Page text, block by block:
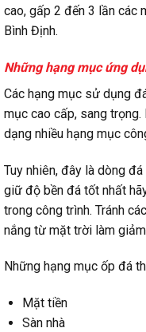
cao, gấp 2 đến 3 lần các
Bình Định.
Những hạng mục ứng
Các hạng mục sử dụng
mục cao cấp, sang
dạng nhiều hạng mục
Tuy nhiên, đây là dòng
giữ độ bền đá tốt nhất
trong công trình. Tránh
nắng từ mặt trời làm
Những hạng mục ốp đá
Mặt tiền
Sàn nhà